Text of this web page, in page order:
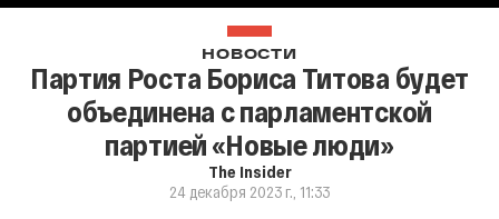
НОВОСТИ
Партия Роста Бориса Титова будет
объединена с парламентской
партией «Новые люди»
The Insider
24 декабря 2023 г., 11:33